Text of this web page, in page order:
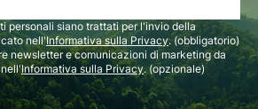
personali siano trattati per l'invio della
nell'Informativa sulla Privacy. (obbligatorio)
newsletter e comunicazioni di marketing da
Informativa sulla Privacy. (opzionale)